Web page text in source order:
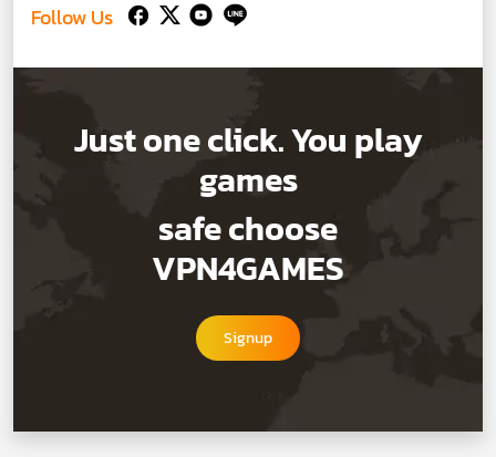
Follow Us
Just one click. You play
games
safe choose
VPN4GAMES
Signup